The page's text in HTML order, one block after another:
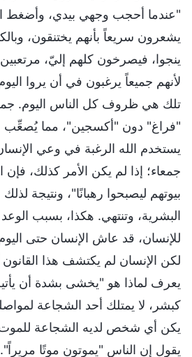
"عندما أحجب وجهي بيدي، وأضغط
يشعرون سريعاً بأنهم يختنقون،
ينجوا، فيصرخون كلهم إليّ،
لأنهم جميعاً يرغبون في أن يروا
تلك هي ظروف كل الناس اليوم.
"فراغ" دون "أكسجين"، مما يُصعِّب
يستخدم الله الرغبة في وعي
جمعاء؛ إذا لم يكن الأمر كذلك،
بيوتهم ليصبحوا رهبانًا"، ونتيجة
البشرية، وتنتهي. هكذا، بسبب
للإنسان، قد عاش الإنسان حتى
لكن الإنسان لم يكتشف هذا القانون
يعرف لماذا هو "يخشى بشدة أن
كبشر، لا يمتلك أحد الشجاعة
يكن أي شخص لديه الشجاعة للموت،
يقول إن الناس "يموتون موتًا